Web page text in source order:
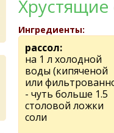
Ингредиенты:
рассол:
на 1 л холодной
воды (кипяченой
или
- чуть больше 1.5
столовой ложки
соли